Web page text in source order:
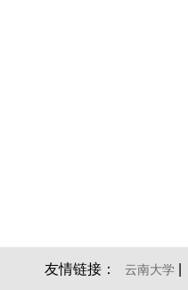
云南大学
友情链接：